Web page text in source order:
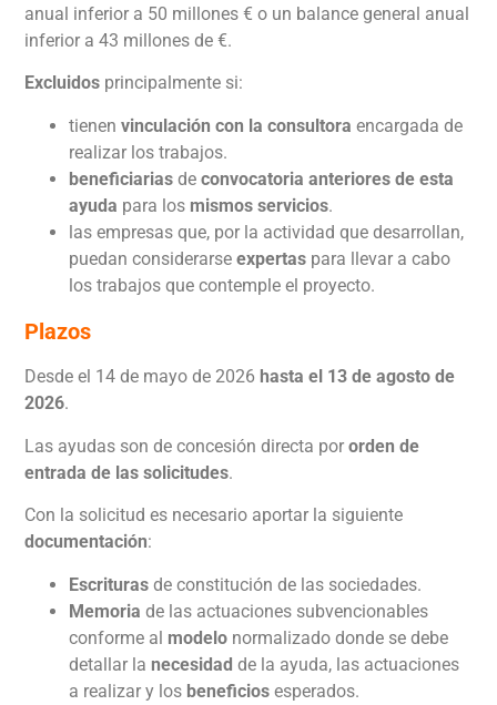
anual inferior a 50 millones € o un balance general anual
inferior a 43 millones de €.
Excluidos principalmente si:
tienenvinculación con la consultora encargada de
realizar los trabajos.
beneficiariasdeconvocatoria anteriores de esta
ayuda para los mismos servicios.
las empresas que, por la actividad que desarrollan,
puedan considerarse expertas para llevar a cabo
los trabajos que contemple el proyecto.
Plazos
Desde el 14 de mayo de 2026 hasta el 13 de agosto de
2026.
Las ayudas son de concesión directa pororden de
entrada de las solicitudes.
Con la solicitud es necesario aportar la siguiente
documentación:
Escriturasde constitución de las sociedades.
Memoriade las actuaciones subvencionables
conforme al modelo normalizado donde se debe
detallar la necesidadde la ayuda, las actuaciones
a realizar y los beneficiosesperados.